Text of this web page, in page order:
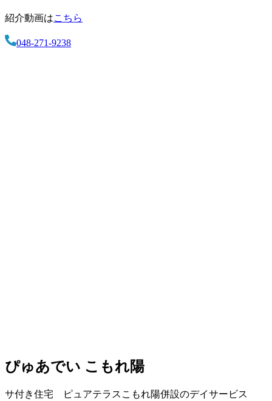
紹介動画はこちら
048-271-9238
ぴゅあでい こもれ陽
サ付き住宅 ピュアテラスこもれ陽併設のデイサービス